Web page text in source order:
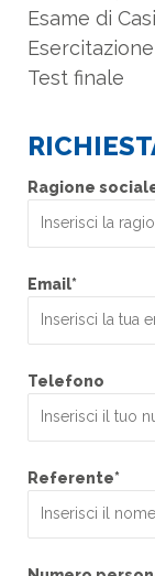
Esame di
Test finale
Ragione
Email*
Telefono
Referente*